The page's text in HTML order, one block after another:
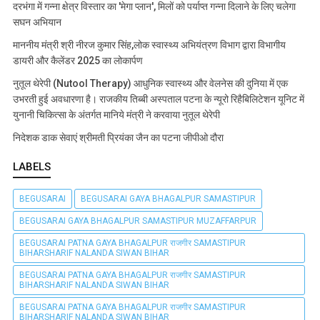
दरभंगा में गन्ना क्षेत्र विस्तार का 'मेगा प्लान', मिलों को पर्याप्त गन्ना दिलाने के लिए चलेगा
सघन अभियान
माननीय मंत्री श्री नीरज कुमार सिंह,लोक स्वास्थ्य अभियंत्रण विभाग द्वारा विभागीय
डायरी और कैलेंडर 2025 का लोकार्पण
नुतूल थेरेपी (Nutool Therapy) आधुनिक स्वास्थ्य और वेलनेस की दुनिया में एक
उभरती हुई अवधारणा है। राजकीय तिब्बी अस्पताल पटना के न्यूरो रिहैबिलिटेशन यूनिट में
युनानी चिकित्सा के अंतर्गत मानिये मंत्री ने करवाया नुतूल थेरेपी
निदेशक डाक सेवाएं श्रीमती प्रियंका जैन का पटना जीपीओ दौरा
LABELS
BEGUSARAI BEGUSARAI GAYA BHAGALPUR SAMASTIPUR
BEGUSARAI GAYA BHAGALPUR SAMASTIPUR MUZAFFARPUR
BEGUSARAI PATNA GAYA BHAGALPUR राजगीर SAMASTIPUR
BIHARSHARIF NALANDA SIWAN BIHAR
BEGUSARAI PATNA GAYA BHAGALPUR राजगीर SAMASTIPUR
BIHARSHARIF NALANDA SIWAN BIHAR
BEGUSARAI PATNA GAYA BHAGALPUR राजगीर SAMASTIPUR
BIHARSHARIF NALANDA SIWAN BIHAR